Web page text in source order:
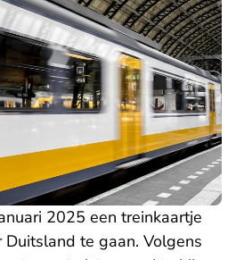
2025 een treinkaartje
te gaan. Volgens